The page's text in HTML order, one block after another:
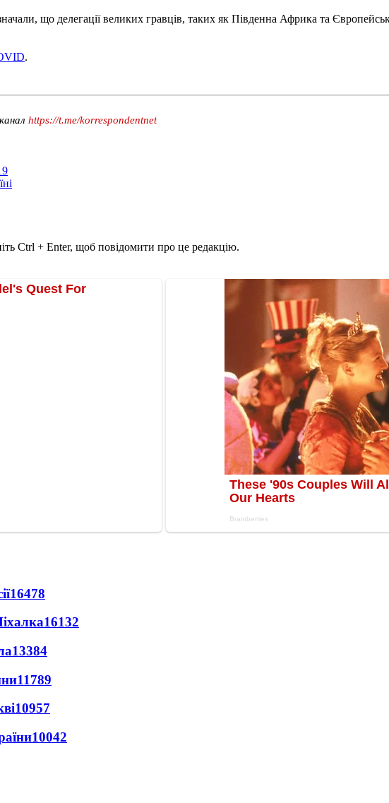
що делегації великих гравців, таких як Південна Африка та
.
https://t.me/korrespondentnet
Ctrl + Enter, щоб повідомити про це редакцію.
16478
16132
13384
11789
10957
10042